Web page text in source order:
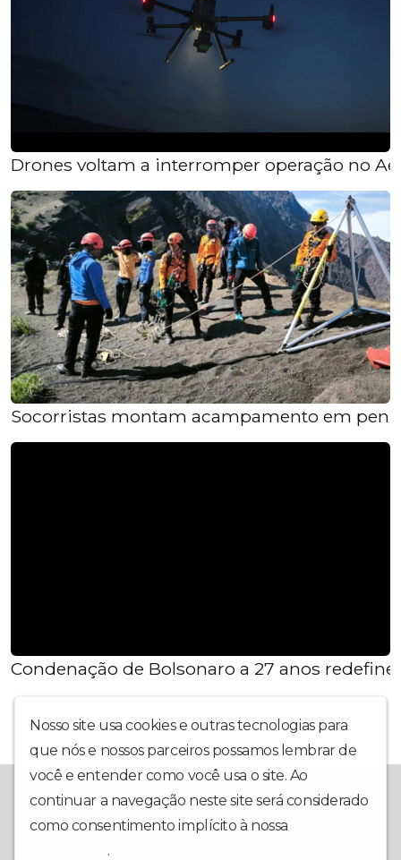
Drones voltam a interromper operação no
Socorristas montam acampamento em
Condenação de Bolsonaro a 27 anos
Nosso site usa cookies e outras tecnologias para
que nós e nossos parceiros possamos lembrar de
você e entender como você usa o site. Ao
continuar a navegação neste site será considerado
como consentimento implícito à nossa
.
programação interativa, muita informação, música e utilidade
pública, nosso foco é ter você em primeiro lugar. Conte com a